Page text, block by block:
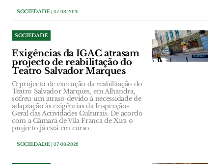
SOCIEDADE| 07-08-2026
SOCIEDADE
Exigências da IGAC atrasam
projecto de reabilitação do
Teatro Salvador Marques
O projecto de execução da reabilitação do
Teatro Salvador Marques, em Alhandra,
sofreu um atraso devido à necessidade de
adaptação às exigências da Inspecção-
Geral das Actividades Culturais. De acordo
com a Câmara de Vila Franca de Xira o
projecto já está em curso.
SOCIEDADE| 07-08-2026